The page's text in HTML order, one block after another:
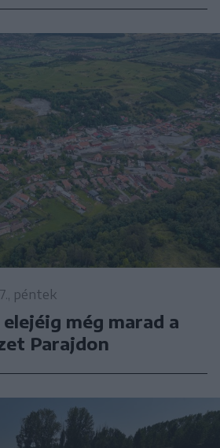
péntek
még marad a
Parajdon